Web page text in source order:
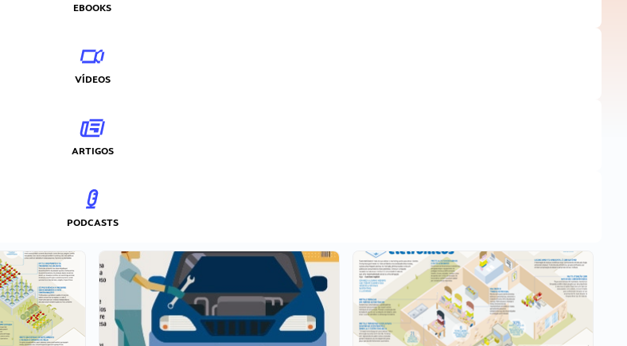
EBOOKS
VÍDEOS
ARTIGOS
PODCASTS